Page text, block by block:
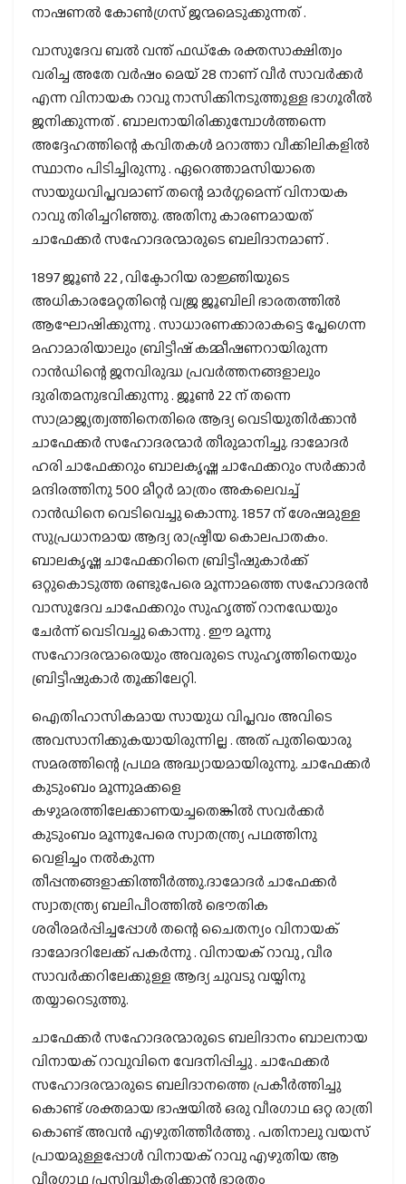
നാഷണല്‍ കോണ്‍ഗ്രസ് ജന്മമെടുക്കുന്നത് .
വാസുദേവ ബല്‍ വന്ത് ഫഡ്കേ രക്തസാക്ഷിത്വം
വരിച്ച അതേ വര്‍ഷം മെയ് 28 നാണ് വീര്‍ സാവര്‍ക്കര്‍
എന്ന വിനായക റാവു നാസിക്കിനടുത്തുള്ള ഭാഗൂരീല്‍
ജനിക്കുന്നത് . ബാലനായിരിക്കുമ്പോള്‍ത്തന്നെ
അദ്ദേഹത്തിന്റെ കവിതകള്‍ മറാത്താ വീക്കിലികളില്‍
സ്ഥാനം പിടിച്ചിരുന്നു . ഏറെത്താമസിയാതെ
സായുധവിപ്ലവമാണ് തന്റെ മാർഗ്ഗമെന്ന് വിനായക
റാവു തിരിച്ചറിഞ്ഞു. അതിനു കാരണമായത്
ചാഫേക്കര്‍ സഹോദരന്മാരുടെ ബലിദാനമാണ് .
1897 ജൂണ്‍ 22 , വിക്ടോറിയ രാജ്ഞിയുടെ
അധികാരമേറ്റതിന്റെ വജ്ര ജൂബിലി ഭാരതത്തിൽ
ആഘോഷിക്കുന്നു . സാധാരണക്കാരാകട്ടെ പ്ലേഗെന്ന
മഹാമാരിയാലും ബ്രിട്ടീഷ് കമ്മീഷണറായിരുന്ന
റാന്‍ഡിന്റെ ജനവിരുദ്ധ പ്രവര്‍ത്തനങ്ങളാലും
ദുരിതമനുഭവിക്കുന്നു . ജൂൺ 22 ന് തന്നെ
സാമ്രാജ്യത്വത്തിനെതിരെ ആദ്യ വെടിയുതിർക്കാൻ
ചാഫേക്കർ സഹോദരന്മാർ തീരുമാനിച്ചു. ദാമോദര്‍
ഹരി ചാഫേക്കറും ബാലകൃഷ്ണ ചാഫേക്കറും സര്‍ക്കാര്‍
മന്ദിരത്തിനു 500 മീറ്റര്‍ മാത്രം അകലെവച്ച്
റാൻഡിനെ വെടിവെച്ചു കൊന്നു. 1857 ന് ശേഷമുള്ള
സുപ്രധാനമായ ആദ്യ രാഷ്ട്രീയ കൊലപാതകം.
ബാലകൃഷ്ണ ചാഫേക്കറിനെ ബ്രിട്ടീഷുകാർക്ക്
ഒറ്റുകൊടുത്ത രണ്ടുപേരെ മൂന്നാമത്തെ സഹോദരന്‍
വാസുദേവ ചാഫേക്കറും സുഹൃത്ത് റാനഡേയും
ചേര്‍ന്ന് വെടിവച്ചു കൊന്നു . ഈ മൂന്നു
സഹോദരന്മാരെയും അവരുടെ സുഹൃത്തിനെയും
ബ്രിട്ടീഷുകാര്‍ തൂക്കിലേറ്റി.
ഐതിഹാസികമായ സായുധ വിപ്ലവം അവിടെ
അവസാനിക്കുകയായിരുന്നില്ല . അത് പുതിയൊരു
സമരത്തിന്റെ പ്രഥമ അദ്ധ്യായമായിരുന്നു. ചാഫേക്കര്‍
കുടുംബം മൂന്നുമക്കളെ
കഴുമരത്തിലേക്കാണയച്ചതെങ്കില്‍ സവര്‍ക്കര്‍
കുടുംബം മൂന്നുപേരെ സ്വാതന്ത്ര്യ പഥത്തിനു
വെളിച്ചം നല്‍കുന്ന
തീപ്പന്തങ്ങളാക്കിത്തീര്‍ത്തു.ദാമോദര്‍ ചാഫേക്കര്‍
സ്വാതന്ത്ര്യ ബലിപീഠത്തില്‍ ഭൌതിക
ശരീരമര്‍പ്പിച്ചപ്പോള്‍ തന്റെ ചൈതന്യം വിനായക്
ദാമോദറിലേക്ക് പകര്‍ന്നു . വിനായക് റാവു , വീര
സാവര്‍ക്കറിലേക്കുള്ള ആദ്യ ചുവടു വയ്പിനു
തയ്യാറെടുത്തു.
ചാഫേക്കര്‍ സഹോദരന്മാരുടെ ബലിദാനം ബാലനായ
വിനായക് റാവുവിനെ വേദനിപ്പിച്ചു . ചാഫേക്കർ
സഹോദരന്മാരുടെ ബലിദാനത്തെ പ്രകീർത്തിച്ചു
കൊണ്ട് ശക്തമായ ഭാഷയിൽ ഒരു വീരഗാഥ ഒറ്റ രാത്രി
കൊണ്ട് അവന്‍ എഴുതിത്തീര്‍ത്തു . പതിനാലു വയസ്
പ്രായമുള്ളപ്പോൾ വിനായക് റാവു എഴുതിയ ആ
വീരഗാഥ പ്രസിദ്ധീകരിക്കാൻ ഭാരതം